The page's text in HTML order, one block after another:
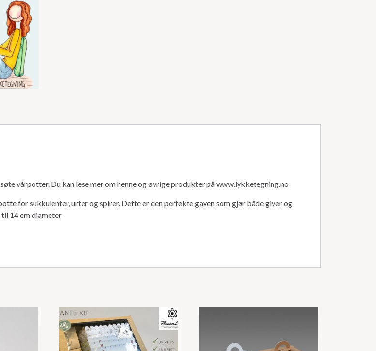
vårpotter. Du kan lese mer om henne og øvrige produkter på www.lykketegning.no
for sukkulenter, urter og spirer. Dette er den perfekte gaven som gjør både giver og
14 cm diameter